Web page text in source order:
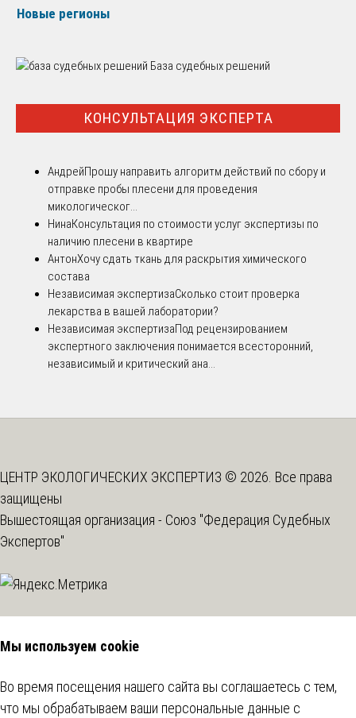
Новые регионы
База судебных решений
КОНСУЛЬТАЦИЯ ЭКСПЕРТА
АндрейПрошу направить алгоритм действий по сбору и
отправке пробы плесени для проведения
микологическог...
НинаКонсультация по стоимости услуг экспертизы по
наличию плесени в квартире
АнтонХочу сдать ткань для раскрытия химического
состава
Независимая экспертизаСколько стоит проверка
лекарства в вашей лаборатории?
Независимая экспертизаПод рецензированием
экспертного заключения понимается всесторонний,
независимый и критический ана...
ЦЕНТР ЭКОЛОГИЧЕСКИХ ЭКСПЕРТИЗ © 2026. Все права
защищены
Вышестоящая организация - Союз "Федерация Судебных
Экспертов"
Мы используем cookie
Во время посещения нашего сайта вы соглашаетесь с тем,
что мы обрабатываем ваши персональные данные с